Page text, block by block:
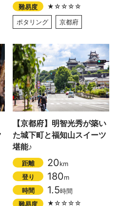
難易度
★☆☆☆☆
ポタリング
京都府
【京都府】明智光秀が築い
た城下町と福知山スイーツ
堪能♪
距離 20km
登り
180m
時間
1.5時間
難易度
★☆☆☆☆